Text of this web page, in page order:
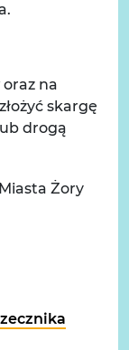
na
skargę
drogą
Żory